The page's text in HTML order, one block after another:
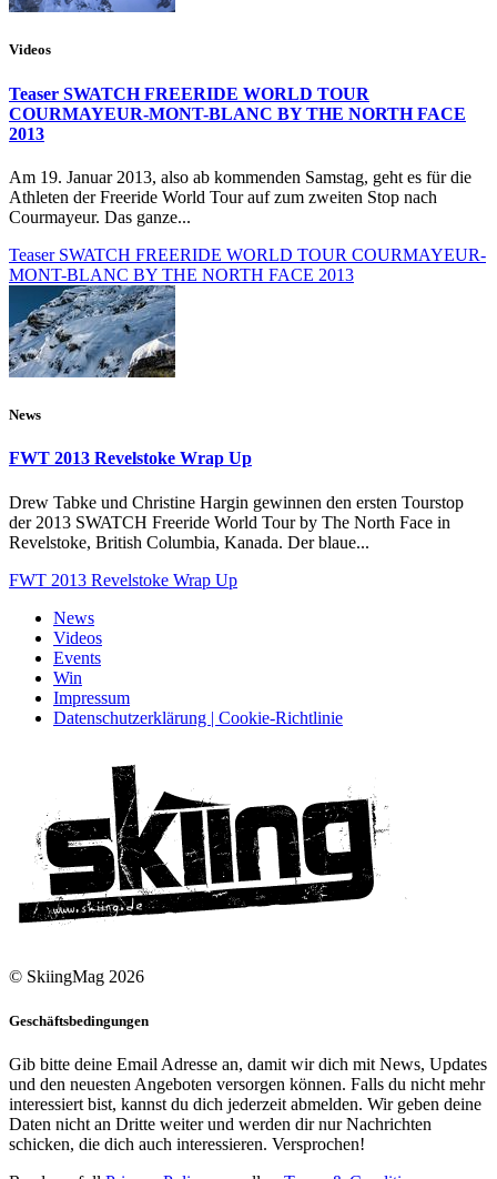
Videos
Teaser SWATCH FREERIDE WORLD TOUR
COURMAYEUR-MONT-BLANC BY THE NORTH FACE
2013
Am 19. Januar 2013, also ab kommenden Samstag, geht es für die
Athleten der Freeride World Tour auf zum zweiten Stop nach
Courmayeur. Das ganze...
Teaser SWATCH FREERIDE WORLD TOUR COURMAYEUR-
MONT-BLANC BY THE NORTH FACE 2013
News
FWT 2013 Revelstoke Wrap Up
Drew Tabke und Christine Hargin gewinnen den ersten Tourstop
der 2013 SWATCH Freeride World Tour by The North Face in
Revelstoke, British Columbia, Kanada. Der blaue...
FWT 2013 Revelstoke Wrap Up
News
Videos
Events
Win
Impressum
Datenschutzerklärung | Cookie-Richtlinie
© SkiingMag 2026
Geschäftsbedingungen
Gib bitte deine Email Adresse an, damit wir dich mit News, Updates
und den neuesten Angeboten versorgen können. Falls du nicht mehr
interessiert bist, kannst du dich jederzeit abmelden. Wir geben deine
Daten nicht an Dritte weiter und werden dir nur Nachrichten
schicken, die dich auch interessieren. Versprochen!